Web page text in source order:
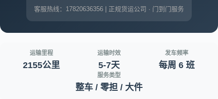
客服热线：17820636356 | 正规货运公司 · 门到门服务
运输里程
2155公里
运输时效
5-7天
发车频率
每周 6 班
服务类型
整车 / 零担 / 大件